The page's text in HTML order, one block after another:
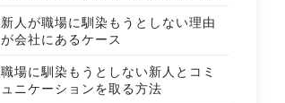
新人が職場に馴染もうとしない理由
が会社にあるケース
職場に馴染もうとしない新人とコミ
ュニケーションを取る方法